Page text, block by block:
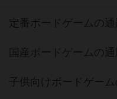
定番ボードゲームの
国産ボードゲームの
子供向けボードゲー